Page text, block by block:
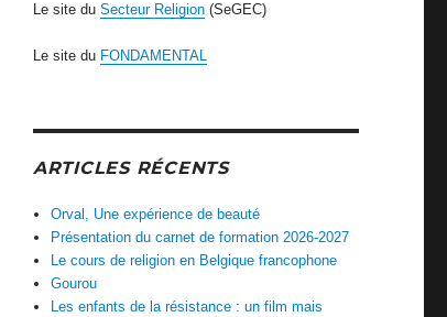
Le site du Secteur Religion(SeGEC)
Le site du FONDAMENTAL
ARTICLES RÉCENTS
Orval, Une expérience de beauté
Présentation du carnet de formation 2026-2027
Le cours de religion en Belgique francophone
Gourou
Les enfants de la résistance : un film mais